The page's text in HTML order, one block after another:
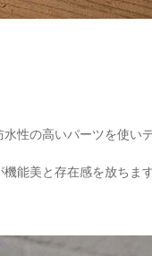
性の高いパーツを使い
能美と存在感を放ちます